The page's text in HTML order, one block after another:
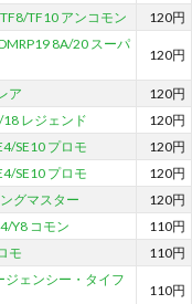
TF10 アンコモン 120円
8A/20 スーパ
120円
ア
120円
レジェンド
120円
SE10 プロモ
120円
SE10 プロモ
120円
グマスター
120円
Y8 コモン
110円
モ 110円
ジェンシー・タイフ
110円